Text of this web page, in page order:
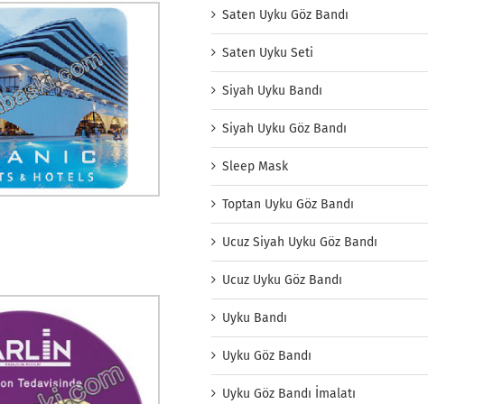
Saten Uyku Göz Bandı
Saten Uyku Seti
Siyah Uyku Bandı
Siyah Uyku Göz Bandı
Sleep Mask
Toptan Uyku Göz Bandı
Ucuz Siyah Uyku Göz Bandı
Ucuz Uyku Göz Bandı
Uyku Bandı
Uyku Göz Bandı
Uyku Göz Bandı İmalatı